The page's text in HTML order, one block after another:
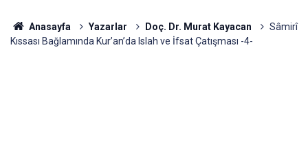
Anasayfa Yazarlar Doç. Dr. Murat Kayacan
Sâmirî
Kıssası Bağlamında Kur’an’da Islah ve İfsat Çatışması -4-